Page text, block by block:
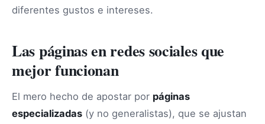
diferentes gustos e intereses.
Las páginas en redes sociales que
mejor funcionan
El mero hecho de apostar por páginas
especializadas (y no generalistas), que se ajustan